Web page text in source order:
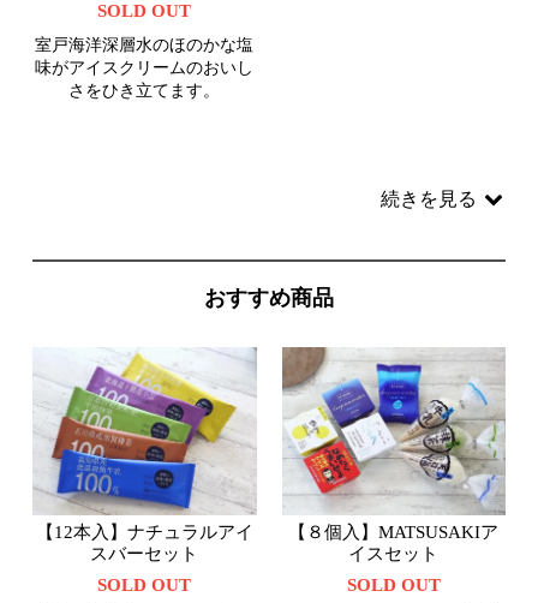
SOLD OUT
室戸海洋深層水のほのかな塩
味がアイスクリームのおいし
さをひき立てます。
続きを見る
おすすめ商品
【12本入】ナチュラルアイ
スバーセット
SOLD OUT
【８個入】MATSUSAKIア
イスセット
SOLD OUT